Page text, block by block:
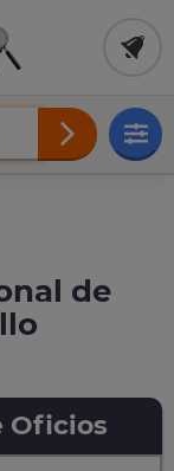
de
Oficios